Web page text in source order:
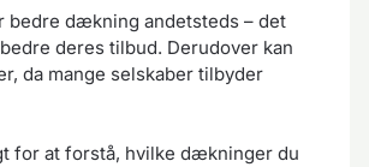
dækning andetsteds – det
deres tilbud. Derudover kan
da mange selskaber tilbyder
for at forstå, hvilke dækninger du